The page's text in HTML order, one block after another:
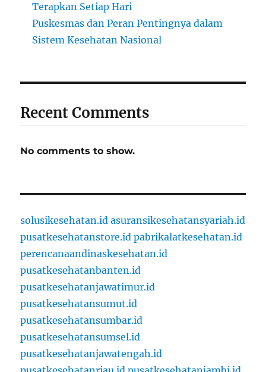
Terapkan Setiap Hari
Puskesmas dan Peran Pentingnya dalam
Sistem Kesehatan Nasional
Recent Comments
No comments to show.
solusikesehatan.id asuransikesehatansyariah.id
pusatkesehatanstore.id pabrikalatkesehatan.id
perencanaandinaskesehatan.id
pusatkesehatanbanten.id
pusatkesehatanjawatimur.id
pusatkesehatansumut.id
pusatkesehatansumbar.id
pusatkesehatansumsel.id
pusatkesehatanjawatengah.id